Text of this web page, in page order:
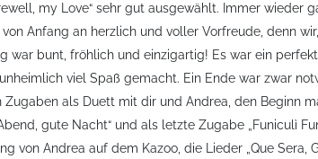
my Love“ sehr gut ausgewählt. Immer wieder
Anfang an herzlich und voller Vorfreude, denn
war bunt, fröhlich und einzigartig! Es war ein
viel Spaß gemacht. Ein Ende war zwar
als Duett mit dir und Andrea, den Beginn
gute Nacht“ und als letzte Zugabe „Funiculì
von Andrea auf dem Kazoo, die Lieder „Que